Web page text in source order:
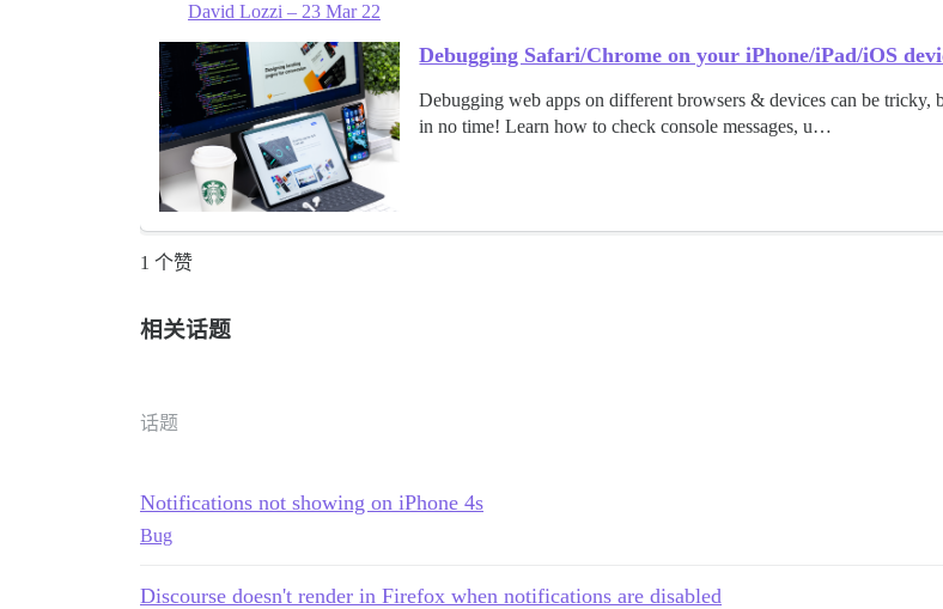
David Lozzi – 23 Mar 22
Debugging Safari/Chrome on your iPhone/iPad/iOS
Debugging web apps on different browsers & devices can be
in no time! Learn how to check console messages, u…
1 个赞
相关话题
话题
Notifications not showing on iPhone 4s
Bug
Discourse doesn't render in Firefox when notifications are disabled